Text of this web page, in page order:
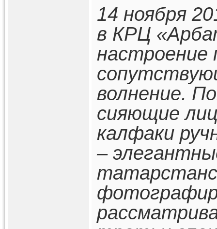
14 ноября
в КРЦ
настроение
волнение.
сияющие
калфаки
–